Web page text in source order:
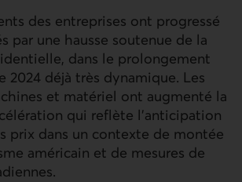
des entreprises ont progressé
par une hausse soutenue de la
dans le prolongement
2024 déjà très dynamique. Les
et matériel ont augmenté la
qui reflète l’anticipation
prix dans un contexte de montée
américain et de mesures de